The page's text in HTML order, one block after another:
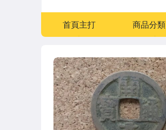
首頁主打 商品分類
偶像、球員卡與郵幣